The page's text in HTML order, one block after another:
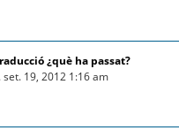
¿què ha passat?
19, 2012 1:16 am